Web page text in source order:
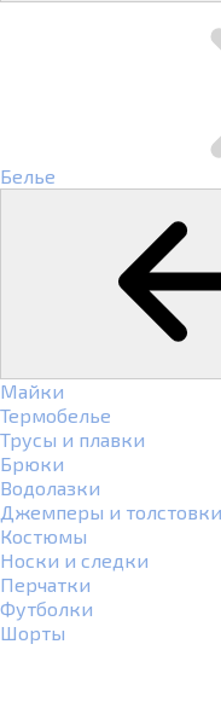
Белье
Майки
Термобелье
Трусы и плавки
Брюки
Водолазки
Джемперы и толстовки
Костюмы
Носки и следки
Перчатки
Футболки
Шорты